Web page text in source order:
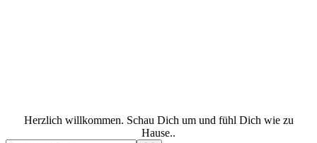
Herzlich willkommen. Schau Dich um und fühl Dich wie zu
Hause..